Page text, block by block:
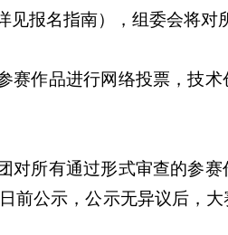
报名指南），组委会将对
作品进行网络投票，技
所有通过形式审查的参
前公示，公示无异议后，